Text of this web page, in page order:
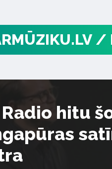
/
Radio hitu